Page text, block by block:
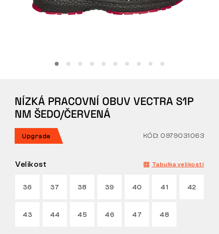
Tactical
O NÁS
LABORATOŘ BENNON
VRÁCENÍ/VÝMĚNA
NÍZKÁ PRACOVNÍ OBUV VECTRA S1P
NM ŠEDO/ČERVENÁ
Upgrade KÓD: 0979031063
Velikost Tabulka velikostí
36 37 38 39 40 41 42
43 44 45 46 47 48